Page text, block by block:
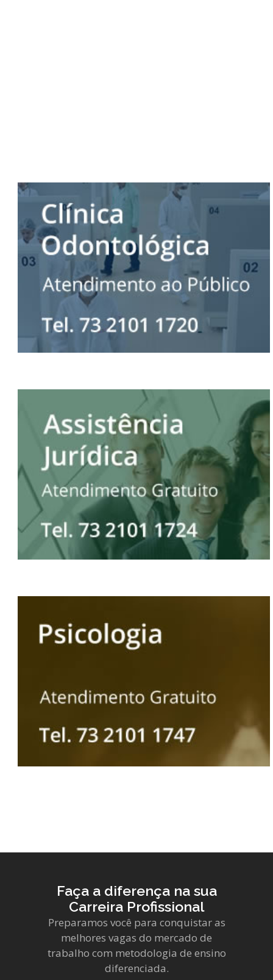
Faça a diferença na sua
Carreira Profissional
Preparamos você para conquistar as
melhores vagas do mercado de
trabalho com metodologia de ensino
diferenciada.